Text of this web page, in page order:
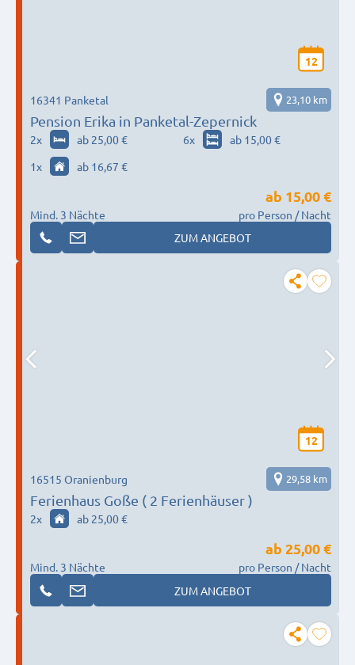
12
Pension Erika in Panketal-Zepernick
16341 Panketal 23,10 km
2x ab 25,00 € 6x
ab 15,00 €
1x ab 16,67 €
Mind. 3 Nächte
ab 15,00 €
pro Person / Nacht
ZUM ANGEBOT
12
Ferienhaus Goße ( 2 Ferienhäuser )
16515 Oranienburg 29,58 km
2x ab 25,00 €
Mind. 3 Nächte
ab 25,00 €
pro Person / Nacht
ZUM ANGEBOT